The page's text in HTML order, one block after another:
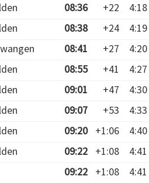
08:36 +22 4:18
08:38 +24 4:19
08:41 +27 4:20
08:55 +41 4:27
09:01 +47 4:30
09:07 +53 4:33
09:20 +1:06 4:40
09:22 +1:08 4:41
09:22 +1:08 4:41